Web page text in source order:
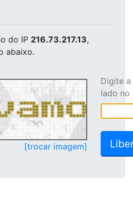
do IP 216.73.217.13,
abaixo.
[trocar imagem]
Digite
lado no